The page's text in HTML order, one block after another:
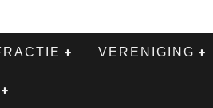
VERENIGING